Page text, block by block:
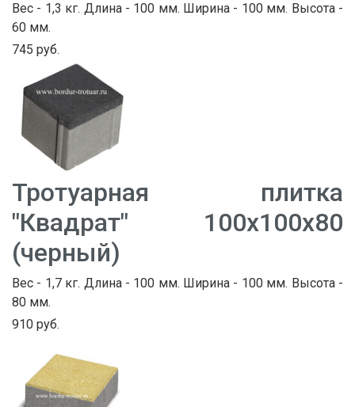
Вес - 1,3 кг. Длина - 100 мм. Ширина - 100 мм. Высота -
60 мм.
745 руб.
Тротуарная плитка
"Квадрат" 100х100х80
(черный)
Вес - 1,7 кг. Длина - 100 мм. Ширина - 100 мм. Высота -
80 мм.
910 руб.